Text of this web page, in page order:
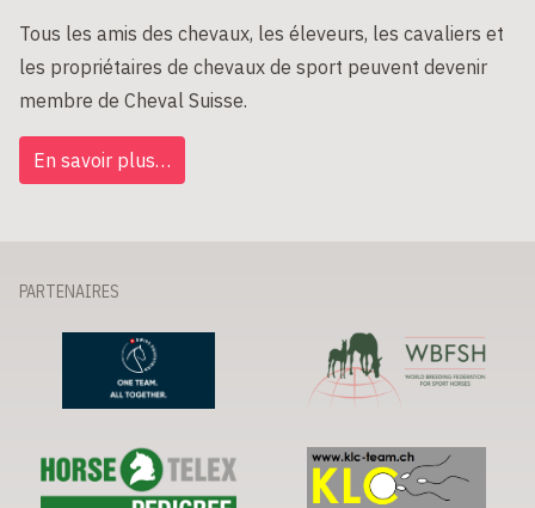
Tous les amis des chevaux, les éleveurs, les cavaliers et
les propriétaires de chevaux de sport peuvent devenir
membre de Cheval Suisse.
En savoir plus…
PARTENAIRES